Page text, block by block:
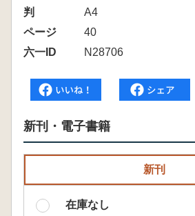
判
A4
ページ
40
六一ID
N28706
新刊・電子書籍
新刊
在庫なし